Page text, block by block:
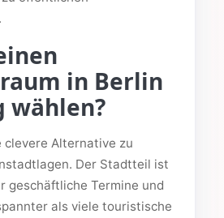
in Berlin
wählen?
clevere Alternative zu
Der Stadtteil ist
geschäftliche Termine und
als viele touristische